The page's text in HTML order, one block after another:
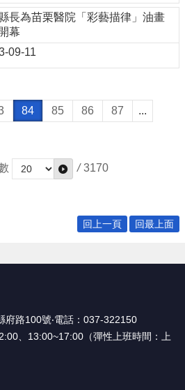
長為苗栗醫院「彩藝描律」油畫
幕
09-11
84 85 86 87
...
/ 3170
回上一頁 回最上面
府路100號‧電話：037-322150
、13:00~17:00（彈性上班時間：上